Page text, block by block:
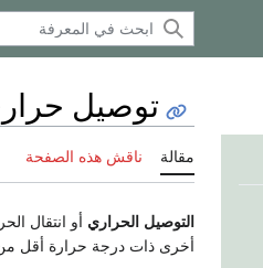
توصيل
مقالة ناقش هذه الصفحة
التوصيل الحراري
أخرى ذات درجة حرارة أقل